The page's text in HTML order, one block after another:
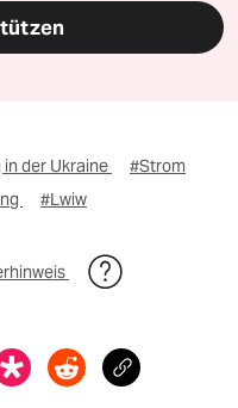
in der Ukraine
#Strom
#Lwiw